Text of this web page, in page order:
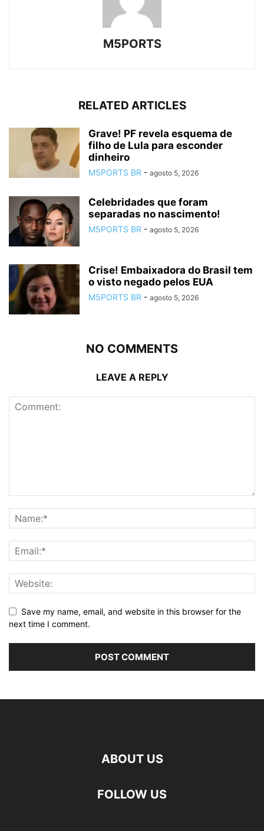
M5PORTS
RELATED ARTICLES
Grave! PF revela esquema de
filho de Lula para esconder
dinheiro
M5PORTS BR - agosto 5, 2026
Celebridades que foram
separadas no nascimento!
M5PORTS BR - agosto 5, 2026
Crise! Embaixadora do Brasil tem
o visto negado pelos EUA
M5PORTS BR - agosto 5, 2026
NO COMMENTS
LEAVE A REPLY
Save my name, email, and website in this browser for the
next time I comment.
ABOUT US
FOLLOW US